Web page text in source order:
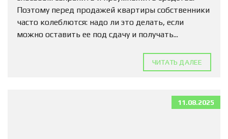
Поэтому перед продажей квартиры собственники
часто колеблются: надо ли это делать, если
можно оставить ее под сдачу и получать...
ЧИТАТЬ ДАЛЕЕ
11.08.2025